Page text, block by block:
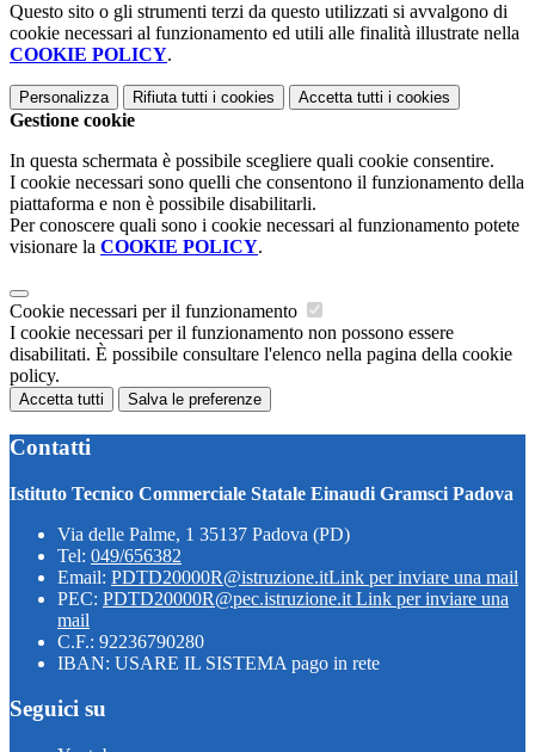
Questo sito o gli strumenti terzi da questo utilizzati si avvalgono di
cookie necessari al funzionamento ed utili alle finalità illustrate nella
COOKIE POLICY.
Personalizza Rifiuta tutti i cookies Accetta tutti i cookies
Gestione cookie
In questa schermata è possibile scegliere quali cookie consentire.
I cookie necessari sono quelli che consentono il funzionamento della
piattaforma e non è possibile disabilitarli.
Per conoscere quali sono i cookie necessari al funzionamento potete
visionare la COOKIE POLICY.
Cookie necessari per il funzionamento
I cookie necessari per il funzionamento non possono essere
disabilitati. È possibile consultare l'elenco nella pagina della cookie
policy.
Accetta tutti Salva le preferenze
Contatti
Istituto Tecnico Commerciale Statale Einaudi Gramsci Padova
Via delle Palme, 1 35137 Padova (PD)
Tel: 049/656382
Email: PDTD20000R@istruzione.itLink per inviare una mail
PEC: PDTD20000R@pec.istruzione.it Link per inviare una
mail
C.F.: 92236790280
IBAN: USARE IL SISTEMA pago in rete
Seguici su